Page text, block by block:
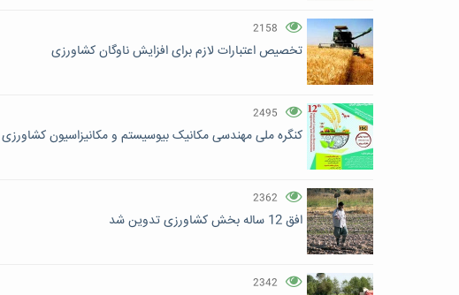
2158
تخصیص اعتبارات لازم برای افزایش ناوگان کشاورزی
2495
‌کنگره ملی مهندسی مکانیک بیوسیستم و مکانیزاسیون کشاورزی‌
2362
افق 12 ساله بخش کشاورزی تدوین شد
2342